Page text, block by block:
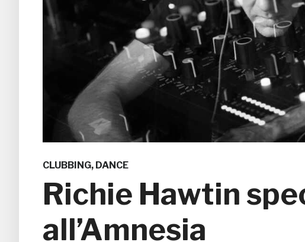
CLUBBING, DANCE
Richie Hawtin
all’Amnesia